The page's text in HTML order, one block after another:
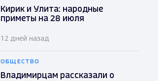
Кирик и Улита: народные
приметы на 28 июля
12 дней назад
ОБЩЕСТВО
Владимирцам рассказали о